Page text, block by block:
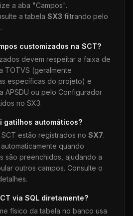
a aba "Campos".
a tabela SX3 filtrando pelo
customizados na SCT?
devem respeitar a faixa de
TOTVS (geralmente
específicas do projeto) e
APSDU ou pelo Configurador
no SX3.
gatilhos automáticos?
SCT estão registrados no SX7.
quando
são preenchidos, ajudando a
outros campos. Consulte o
via SQL diretamente?
físico da tabela no banco usa